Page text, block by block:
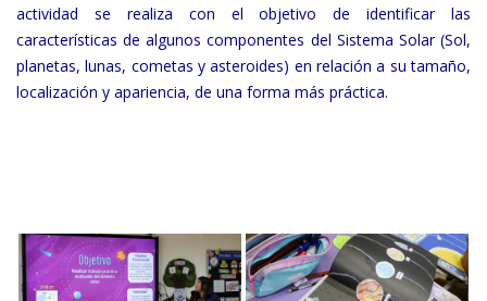
actividad se realiza con el objetivo de identificar las
características de algunos componentes del Sistema Solar (Sol,
planetas, lunas, cometas y asteroides) en relación a su tamaño,
localización y apariencia, de una forma más práctica.